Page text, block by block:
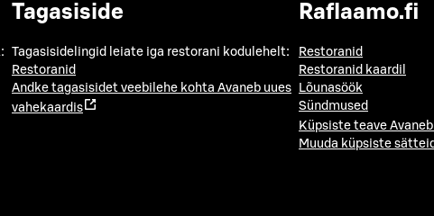
Tagasiside
Tagasisidelingid leiate iga restorani kodulehelt:
Restoranid
Andke tagasisidet veebilehe kohta Avaneb uues
vahekaardis
Raflaamo.fi
Restoranid
Restoranid kaardil
Lõunasöök
Sündmused
Küpsiste teave
Muuda küpsiste sätteid